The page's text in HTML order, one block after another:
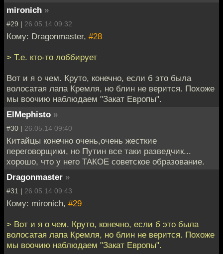
mironich »
#29 | 26.05.14 09:32
Кому: Dragonmaster, #28
> Т.е. кто-то лоббирует
Вот и я о чем. Круто, конечно, если б это была
волосатая лапа Кремля, но блин не верится. Похоже
мы воочию наблюдаем "Закат Европы".
ElMephisto »
#30 | 26.05.14 09:40
Китайцы конечно очень,очень жесткие
переговорщики, но Путин все таки разведчик...
хорошо, что у него ТАКОЕ советское образование.
Dragonmaster »
#31 | 26.05.14 09:43
Кому: mironich, #29
> Вот и я о чем. Круто, конечно, если б это была
волосатая лапа Кремля, но блин не верится. Похоже
мы воочию наблюдаем "Закат Европы".